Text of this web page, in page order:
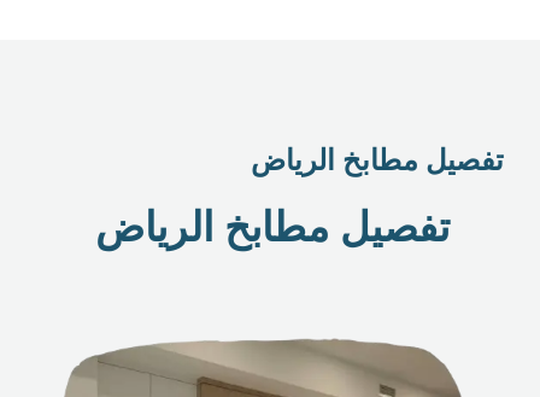
تفصيل مطابخ الرياض
تفصيل مطابخ الرياض